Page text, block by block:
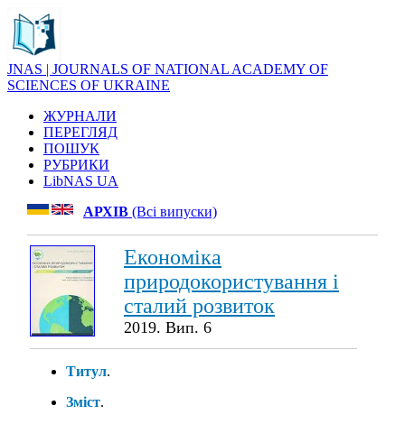
JNAS | JOURNALS OF NATIONAL ACADEMY OF
SCIENCES OF UKRAINE
ЖУРНАЛИ
ПЕРЕГЛЯД
ПОШУК
РУБРИКИ
LibNAS UA
АРХІВ (Всі випуски)
Економіка
природокористування і
сталий розвиток
2019. Вип. 6
Титул.
Зміст.